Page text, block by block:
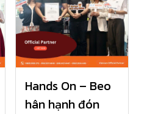
Hands On – Beo
hân hạnh đón